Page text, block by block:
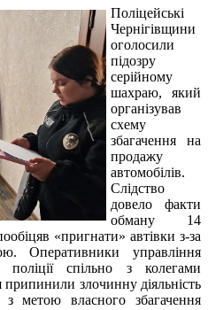
Поліцейські
Чернігівщини
оголосили
підозру
серійному
шахраю, який
організував
схему
збагачення на
продажу
автомобілів.
Слідство
довело факти
обману 14
«пригнати» автівки з-за
Оперативники управління
спільно з колегами
припинили злочинну діяльність
з метою власного збагачення